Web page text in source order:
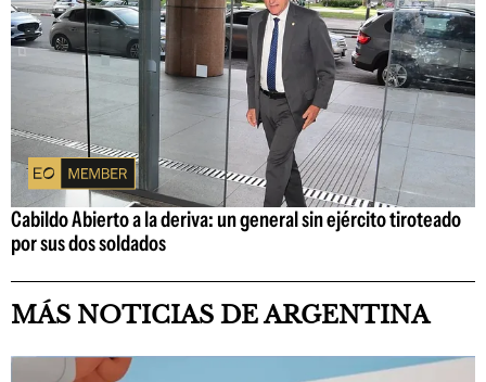
Cabildo Abierto a la deriva: un general sin ejército tiroteado
por sus dos soldados
MÁS NOTICIAS DE ARGENTINA